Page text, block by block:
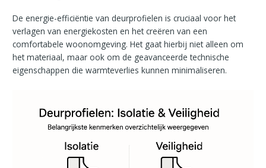
De energie-efficiëntie van deurprofielen is cruciaal voor het
verlagen van energiekosten en het creëren van een
comfortabele woonomgeving. Het gaat hierbij niet alleen om
het materiaal, maar ook om de geavanceerde technische
eigenschappen die warmteverlies kunnen minimaliseren.